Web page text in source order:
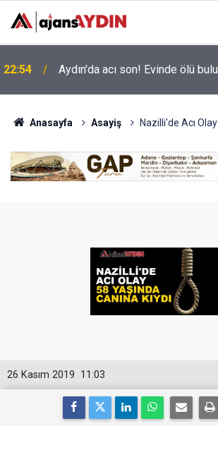
18:45
vatandaşla buluşuyor
Anasayfa Asayiş Nazilli'de Acı Olay
11:03
26 Kasım 2019